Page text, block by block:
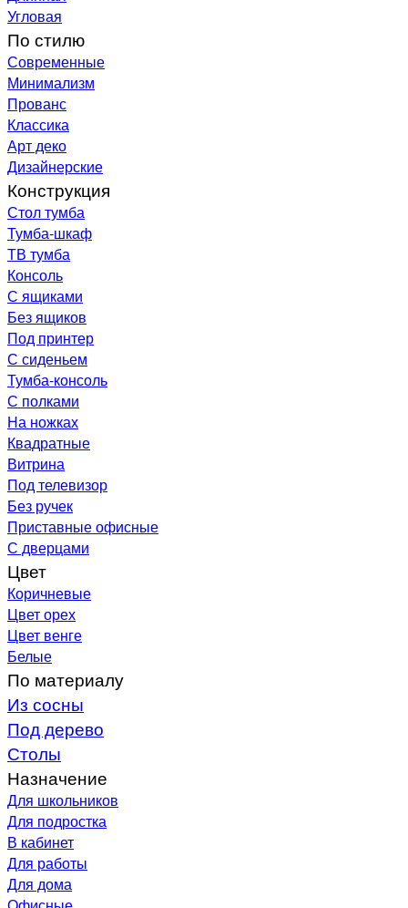
Угловая
По стилю
Современные
Минимализм
Прованс
Классика
Арт деко
Дизайнерские
Конструкция
Стол тумба
Тумба-шкаф
ТВ тумба
Консоль
С ящиками
Без ящиков
Под принтер
С сиденьем
Тумба-консоль
С полками
На ножках
Квадратные
Витрина
Под телевизор
Без ручек
Приставные офисные
С дверцами
Цвет
Коричневые
Цвет орех
Цвет венге
Белые
По материалу
Из сосны
Под дерево
Столы
Назначение
Для школьников
Для подростка
В кабинет
Для работы
Для дома